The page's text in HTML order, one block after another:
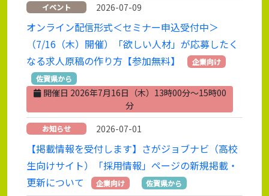
イベント 2026-07-09
オンライン配信形式＜セミナー申込受付中＞
（7/16（木）開催）「欲しい人材」が応募したく
なる求人原稿の作り方【参加無料】
企業向け
佐賀県から
開催日 2026年7月16日（木）13時00分～15時00
分
お知らせ 2026-07-01
【掲載情報を受付します】さがジョブナビ（高校
生向けサイト）「採用情報」ページの新規掲載・
更新について
企業向け 佐賀県から